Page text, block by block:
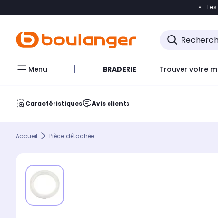
Accéder
Menu BRADERIE Trouver votre
Caractéristiques Avis clients
Accueil Pièce détachée